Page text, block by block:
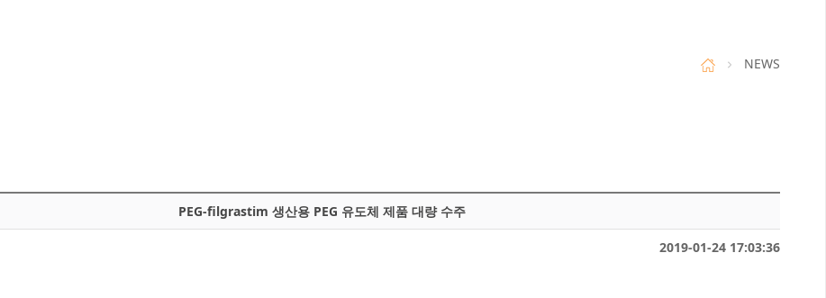
NEWS
PEG-filgrastim 생산용 PEG 유도체 제품 대량 수주
2019-01-24 17:03:36